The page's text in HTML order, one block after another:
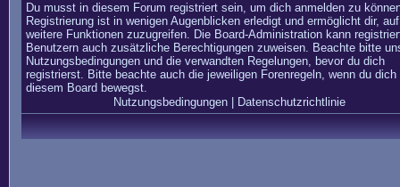
Du musst in diesem Forum registriert sein, um dich anmelden zu
Registrierung ist in wenigen Augenblicken erledigt und ermöglicht dir, auf
weitere Funktionen zuzugreifen. Die Board-Administration kann
Benutzern auch zusätzliche Berechtigungen zuweisen. Beachte bitte
Nutzungsbedingungen und die verwandten Regelungen, bevor du dich
registrierst. Bitte beachte auch die jeweiligen Forenregeln, wenn du dich
diesem Board bewegst.
Nutzungsbedingungen| Datenschutzrichtlinie